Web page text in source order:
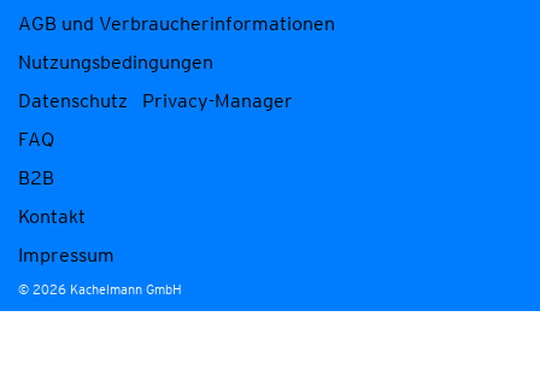
AGB und Verbraucherinformationen
Nutzungsbedingungen
Datenschutz
Privacy-Manager
FAQ
B2B
Kontakt
Impressum
© 2026 Kachelmann GmbH